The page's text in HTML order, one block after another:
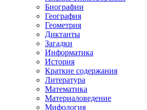
Биографии
География
Геометрия
Диктанты
Загадки
Информатика
История
Краткие содержания
Литература
Математика
Материаловедение
Мифология